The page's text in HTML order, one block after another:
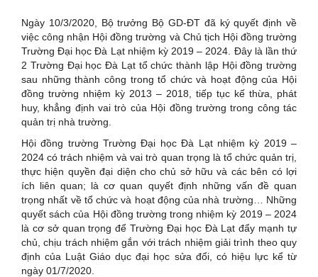
Ngày 10/3/2020, Bộ trưởng Bộ GD-ĐT đã ký quyết định về
việc công nhận Hội đồng trường và Chủ tịch Hội đồng trường
Trường Đại học Đà Lạt nhiệm kỳ 2019 – 2024. Đây là lần thứ
2 Trường Đại học Đà Lạt tổ chức thành lập Hội đồng trường
sau những thành công trong tổ chức và hoạt động của Hội
đồng trường nhiệm kỳ 2013 – 2018, tiếp tục kế thừa, phát
huy, khẳng định vai trò của Hội đồng trường trong công tác
quản trị nhà trường.
Hội đồng trường Trường Đại học Đà Lạt nhiệm kỳ 2019 –
2024 có trách nhiệm và vai trò quan trọng là tổ chức quản trị,
thực hiện quyền đại diện cho chủ sở hữu và các bên có lợi
ích liên quan; là cơ quan quyết định những vấn đề quan
trọng nhất về tổ chức và hoạt động của nhà trường… Những
quyết sách của Hội đồng trường trong nhiệm kỳ 2019 – 2024
là cơ sở quan trọng để Trường Đại học Đà Lạt đẩy mạnh tự
chủ, chịu trách nhiệm gắn với trách nhiệm giải trình theo quy
định của Luật Giáo dục đại học sửa đổi, có hiệu lực kể từ
ngày 01/7/2020.